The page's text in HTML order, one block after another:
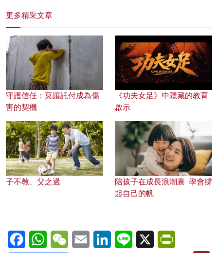
更多精采文章
守護信任：莫讓託付成為傷
害的契機
《功夫女足》中隱藏的教育
啟示
子不教、父之過
陪孩子在成長浪潮裏 學會撐
起自己的帆
FacebookWhatsAppWeChatEmail LinkedInLine X